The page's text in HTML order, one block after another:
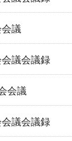
議
議会議録
会議
議会議録